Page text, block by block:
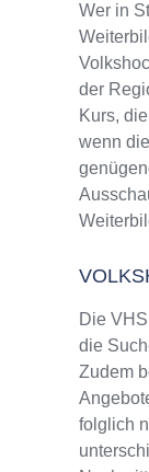
Wer in
der
Kurs,
wenn
Die
die
Zudem
folglich